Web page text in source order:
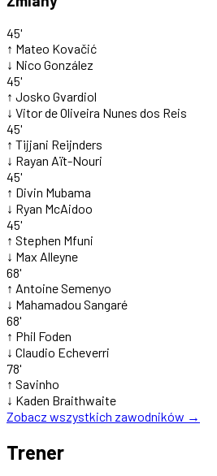
45'
↑ Mateo Kovačić
↓ Nico González
45'
↑ Josko Gvardiol
↓ Vitor de Oliveira Nunes dos Reis
45'
↑ Tijjani Reijnders
↓ Rayan Aït-Nouri
45'
↑ Divin Mubama
↓ Ryan McAidoo
45'
↑ Stephen Mfuni
↓ Max Alleyne
68'
↑ Antoine Semenyo
↓ Mahamadou Sangaré
68'
↑ Phil Foden
↓ Claudio Echeverri
78'
↑ Savinho
↓ Kaden Braithwaite
Zobacz wszystkich zawodników →
Trener